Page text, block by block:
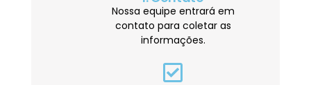
Nossa equipe entrará em
contato para coletar as
informações.